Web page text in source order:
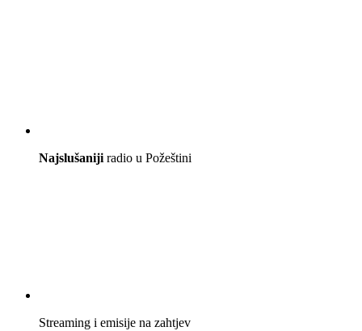
Najslušaniji radio u Požeštini
Streaming i emisije na zahtjev